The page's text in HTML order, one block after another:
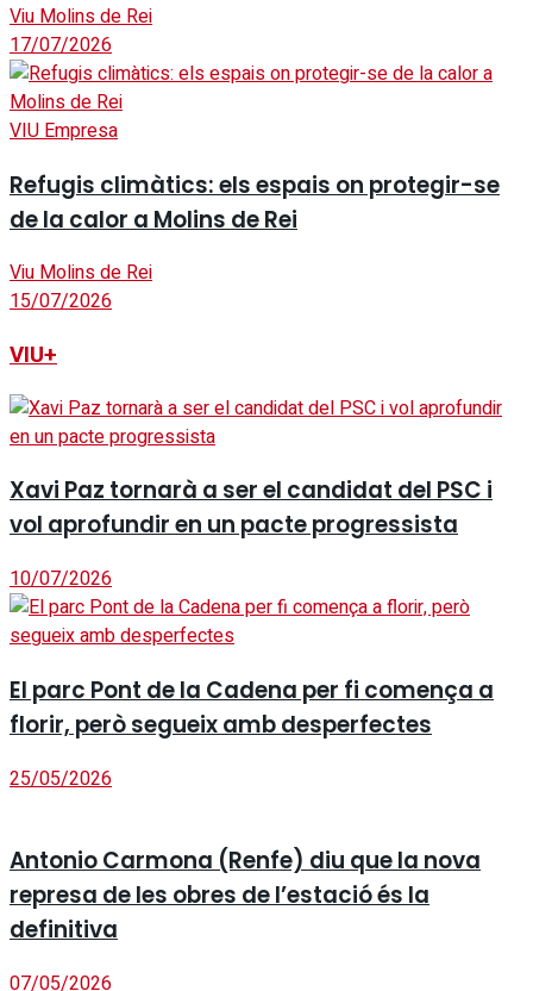
Viu Molins de Rei
17/07/2026
VIU Empresa
Refugis climàtics: els espais on protegir-se
de la calor a Molins de Rei
Viu Molins de Rei
15/07/2026
VIU+
Xavi Paz tornarà a ser el candidat del PSC i
vol aprofundir en un pacte progressista
10/07/2026
El parc Pont de la Cadena per fi comença a
florir, però segueix amb desperfectes
25/05/2026
Antonio Carmona (Renfe) diu que la nova
represa de les obres de l’estació és la
definitiva
07/05/2026